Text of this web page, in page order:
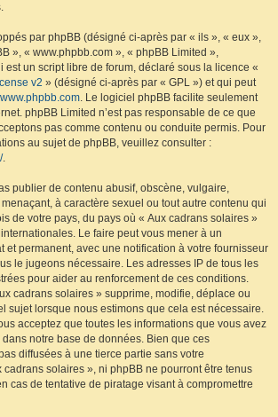
par phpBB (désigné ci-après par « ils », « eux »,
», « www.phpbb.com », « phpBB Limited »,
est un script libre de forum, déclaré sous la licence «
v2 » (désigné ci-après par « GPL ») et qui peut
www.phpbb.com. Le logiciel phpBB facilite seulement
phpBB Limited n’est pas responsable de ce que
pas comme contenu ou conduite permis. Pour
au sujet de phpBB, veuillez consulter :
.
publier de contenu abusif, obscène, vulgaire,
à caractère sexuel ou tout autre contenu qui
de votre pays, du pays où « Aux cadrans solaires »
Le faire peut vous mener à un
et permanent, avec une notification à votre fournisseur
le jugeons nécessaire. Les adresses IP de tous les
pour aider au renforcement de ces conditions.
cadrans solaires » supprime, modifie, déplace ou
sujet lorsque nous estimons que cela est nécessaire.
acceptez que toutes les informations que vous avez
notre base de données. Bien que ces
diffusées à une tierce partie sans votre
cadrans solaires », ni phpBB ne pourront être tenus
cas de tentative de piratage visant à compromettre